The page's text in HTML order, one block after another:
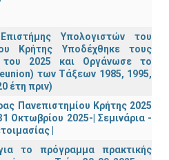
Υπολογιστών του
Κρήτης Υποδέχθηκε τους
του 2025 και Οργάνωσε το
των Τάξεων 1985, 1995,
έτη πριν)
Πανεπιστημίου Κρήτης 2025
Οκτωβρίου 2025-| Σεμινάρια -
|
το πρόγραμμα πρακτικής